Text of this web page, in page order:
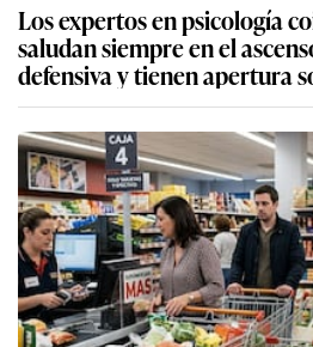
Los expertos en psicología
saludan siempre en el
defensiva y tienen apertura